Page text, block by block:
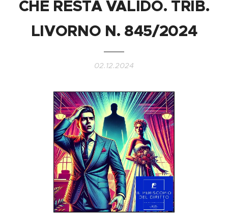
CHE RESTA VALIDO. TRIB.
LIVORNO N. 845/2024
02.12.2024